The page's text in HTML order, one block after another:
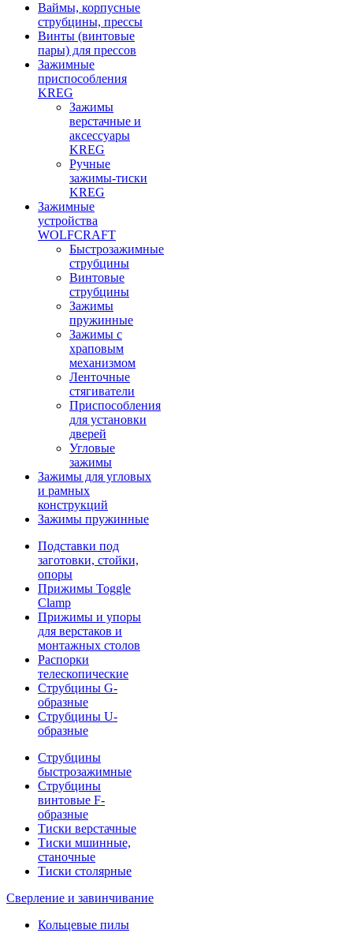
Ваймы, корпусные
струбцины, прессы
Винты (винтовые
пары) для прессов
Зажимные
приспособления
KREG
Зажимы
верстачные и
аксессуары
KREG
Ручные
зажимы-тиски
KREG
Зажимные
устройства
WOLFCRAFT
Быстрозажимные
струбцины
Винтовые
струбцины
Зажимы
пружинные
Зажимы с
храповым
механизмом
Ленточные
стягиватели
Приспособления
для установки
дверей
Угловые
зажимы
Зажимы для угловых
и рамных
конструкций
Зажимы пружинные
Подставки под
заготовки, стойки,
опоры
Прижимы Toggle
Clamp
Прижимы и упоры
для верстаков и
монтажных столов
Распорки
телескопические
Струбцины G-
образные
Струбцины U-
образные
Струбцины
быстрозажимные
Струбцины
винтовые F-
образные
Тиски верстачные
Тиски мшинные,
станочные
Тиски столярные
Сверление и завинчивание
Кольцевые пилы